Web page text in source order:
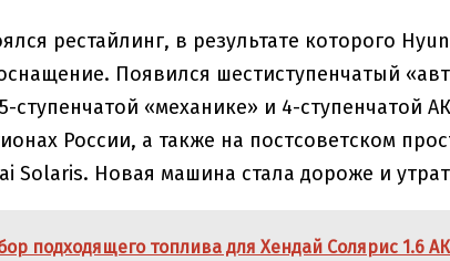
рестайлинг, в результате которого
Появился шестиступенчатый
ступенчатой «механике» и 4-ступенчатой
России, а также на постсоветском
Solaris. Новая машина стала дороже и
подходящего топлива для Хендай Солярис 1.6